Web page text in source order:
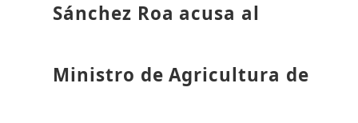
Sánchez Roa acusa al
Ministro de Agricultura de